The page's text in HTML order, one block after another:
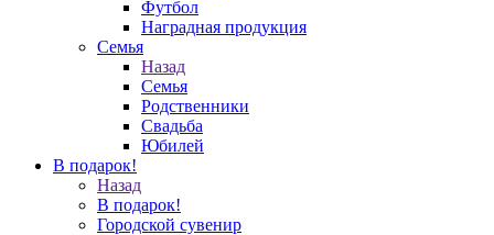
Футбол
Наградная продукция
Семья
Назад
Семья
Родственники
Свадьба
Юбилей
В подарок!
Назад
В подарок!
Городской сувенир